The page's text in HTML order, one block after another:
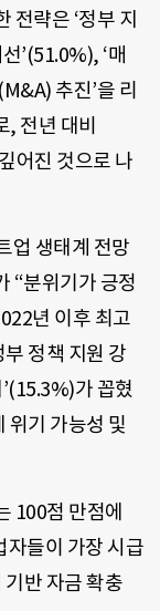
전략은 ‘정부 지
’(51.0%), ‘매
추진’을 리
전년 대비
어진 것으로 나
업 생태계 전망
“분위기가 긍정
년 이후 최고
정책 지원 강
가 꼽혔
위기 가능성 및
100점 만점에
자들이 가장 시급
기반 자금 확충